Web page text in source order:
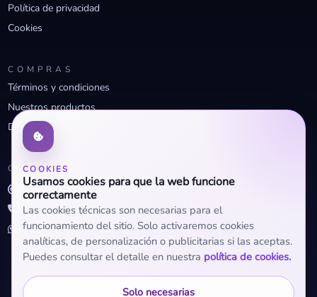
COOKIES
Usamos cookies para que la web funcione
correctamente
Las cookies técnicas son necesarias para el
funcionamiento del sitio. Solo activaremos cookies
analíticas, de personalización o publicitarias si las aceptas.
Puedes consultar el detalle en nuestra política de cookies.
Solo necesarias
Política de privacidad
Cookies
COMPRAS
Términos y condiciones
Nuestros productos
Descuentos profesionales
CONTACTO
info@openclima.com
919 32 73 23
+34 623 56 04 93 (WhatsApp)